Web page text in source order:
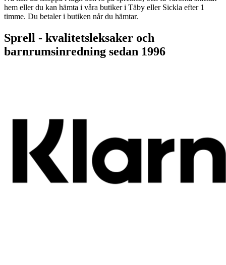
hem eller du kan hämta i våra butiker i Täby eller Sickla efter 1
timme. Du betaler i butiken når du hämtar.
Sprell - kvalitetsleksaker och
barnrumsinredning sedan 1996